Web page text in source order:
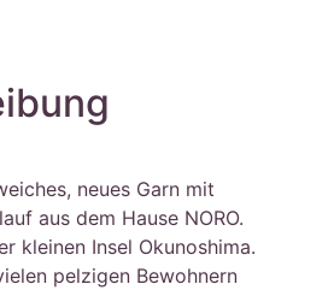
neues Garn mit
aus dem Hause NORO.
kleinen Insel Okunoshima.
pelzigen Bewohnern